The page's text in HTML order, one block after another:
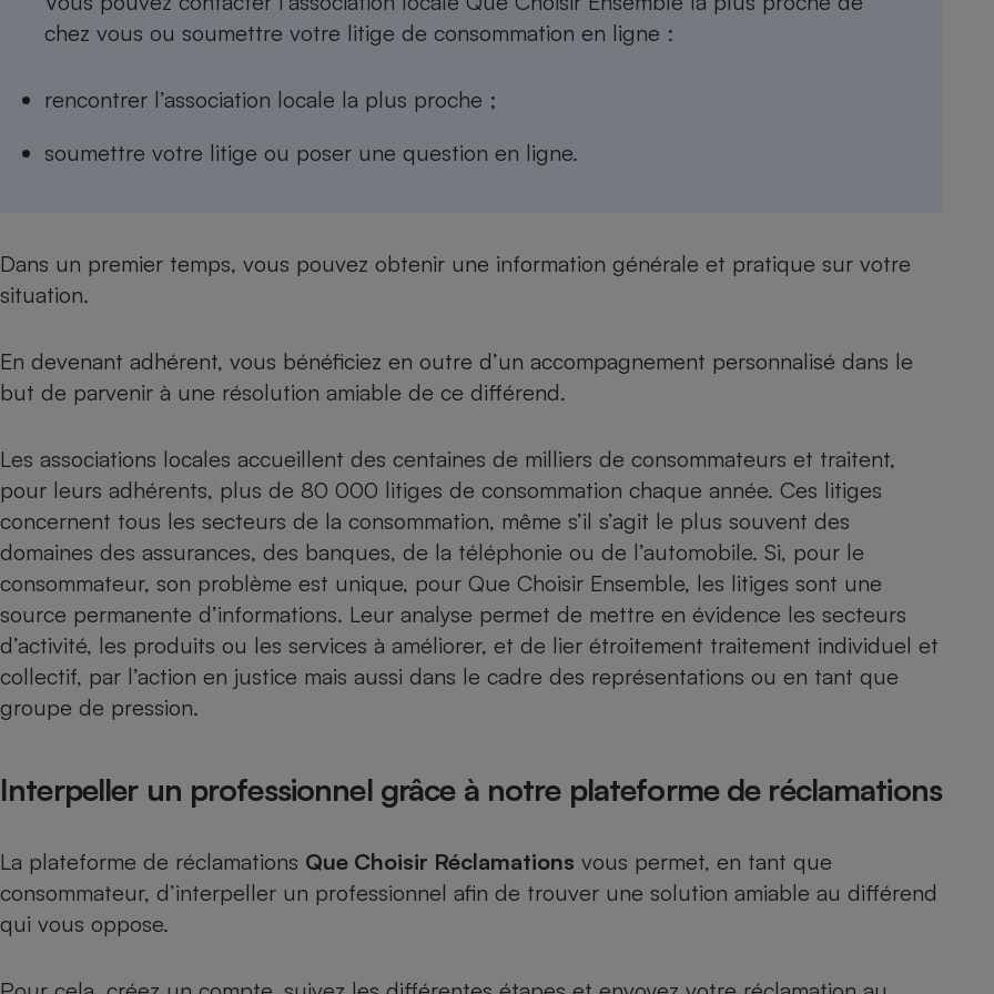
chez vous ou soumettre votre litige de consommation en ligne :
rencontrer l’association locale la plus proche ;
soumettre votre litige ou poser une question en ligne.
Dans un premier temps, vous pouvez obtenir une information générale et pratique sur votre
situation.
En devenant adhérent, vous bénéficiez en outre d’un accompagnement personnalisé dans le
but de parvenir à une résolution amiable de ce différend.
Les associations locales accueillent des centaines de milliers de consommateurs et traitent,
pour leurs adhérents, plus de 80 000 litiges de consommation chaque année. Ces litiges
concernent tous les secteurs de la consommation, même s’il s’agit le plus souvent des
domaines des assurances, des banques, de la téléphonie ou de l’automobile. Si, pour le
consommateur, son problème est unique, pour Que Choisir Ensemble, les litiges sont une
source permanente d’informations. Leur analyse permet de mettre en évidence les secteurs
d’activité, les produits ou les services à améliorer, et de lier étroitement traitement individuel et
collectif, par l’action en justice mais aussi dans le cadre des représentations ou en tant que
groupe de pression.
Interpeller un professionnel grâce à notre plateforme de réclamations
La plateforme de réclamations Que Choisir Réclamations vous permet, en tant que
consommateur, d’interpeller un professionnel afin de trouver une solution amiable au différend
qui vous oppose.
Complément
Assurance emprunteur
Petit électroménager - Ustensile
Lave-linge
Plaque de cuisson à
induction
Four encastrable
Climatiseur -
Ventilateur
Aspirateur
Internet
Téléviseur Ordinateur portable
Téléphone mobile -
Smartphone
Appareil photo
numérique
Poêle à granulés
Radiateur électrique Électricité - Gaz
Mutuelle
Antimoustique